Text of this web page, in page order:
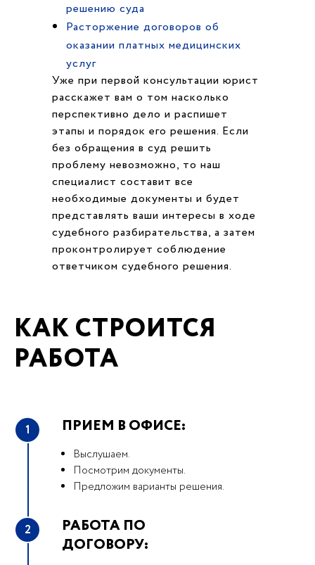
решению суда
Расторжение договоров об
оказании платных медицинских
услуг
Уже при первой консультации юрист
расскажет вам о том насколько
перспективно дело и распишет
этапы и порядок его решения. Если
без обращения в суд решить
проблему невозможно, то наш
специалист составит все
необходимые документы и будет
представлять ваши интересы в ходе
судебного разбирательства, а затем
проконтролирует соблюдение
ответчиком судебного решения.
КАК СТРОИТСЯ
РАБОТА
1 ПРИЕМ В ОФИСЕ:
Выслушаем.
Посмотрим документы.
Предложим варианты решения.
2
РАБОТА ПО
ДОГОВОРУ: